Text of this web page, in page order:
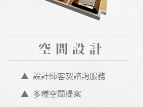
​空間設計
▲ 設計師客製諮詢服務
▲ 多種空間提案